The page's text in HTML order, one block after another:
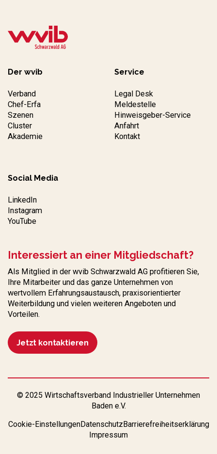
Der wvib
Verband
Chef-Erfa
Szenen
Cluster
Akademie
Service
Legal Desk
Meldestelle
Hinweisgeber-Service
Anfahrt
Kontakt
Social Media
LinkedIn
Instagram
YouTube
Interessiert an einer Mitgliedschaft?
Als Mitglied in der wvib Schwarzwald AG profitieren Sie,
Ihre Mitarbeiter und das ganze Unternehmen von
wertvollem Erfahrungs­austausch, praxisorientierter
Weiterbildung und vielen weiteren Angeboten und
Vorteilen.
Jetzt kontaktieren
© 2025 Wirtschaftsverband Industrieller Unternehmen
Baden e.V.
Cookie-EinstellungenDatenschutzBarrierefreiheitserklärung
Impressum